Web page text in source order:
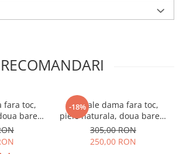
RECOMANDARI
fara toc,
barete
roz,
-18%
Sandale dama fara toc,
piele naturala, doua barete
incrucisate, sireturi
albastre, talpa usoara,
305,00 RON
250,00 RON